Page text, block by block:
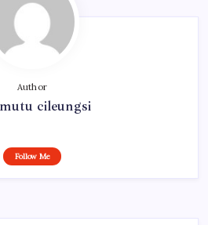
Author
cileungsi
Follow Me